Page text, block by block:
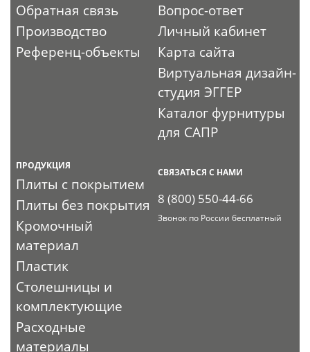
Обратная связь
Производство
Референц-объекты
Вопрос-ответ
Личный кабинет
Карта сайта
Виртуальная дизайн-
студия ЭГГЕР
Каталог фурнитуры
для САПР
ПРОДУКЦИЯ
Плиты с покрытием
Плиты без покрытия
Кромочный
материал
Пластик
Столешницы и
комплектующие
Расходные
материалы
СВЯЗАТЬСЯ С НАМИ
8 (800) 550-44-66
Звонок по России бесплатный